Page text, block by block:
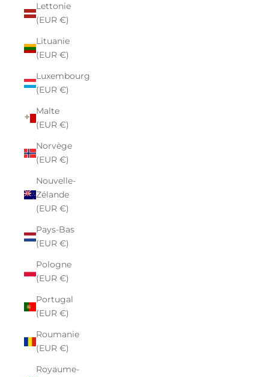
Lettonie
(EUR €)
Lituanie
(EUR €)
Luxembourg
(EUR €)
Malte
(EUR €)
Norvège
(EUR €)
Nouvelle-
Zélande
(EUR €)
Pays-Bas
(EUR €)
Pologne
(EUR €)
Portugal
(EUR €)
Roumanie
(EUR €)
Royaume-